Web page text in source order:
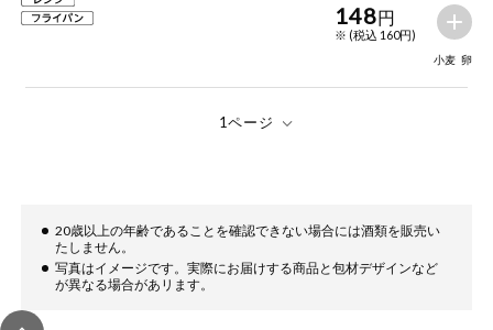
148円
※ (税込 160円)
小麦 卵
20歳以上の年齢であることを確認できない場合には酒類を販売い
たしません。
写真はイメージです。実際にお届けする商品と包材デザインなど
が異なる場合があリます。